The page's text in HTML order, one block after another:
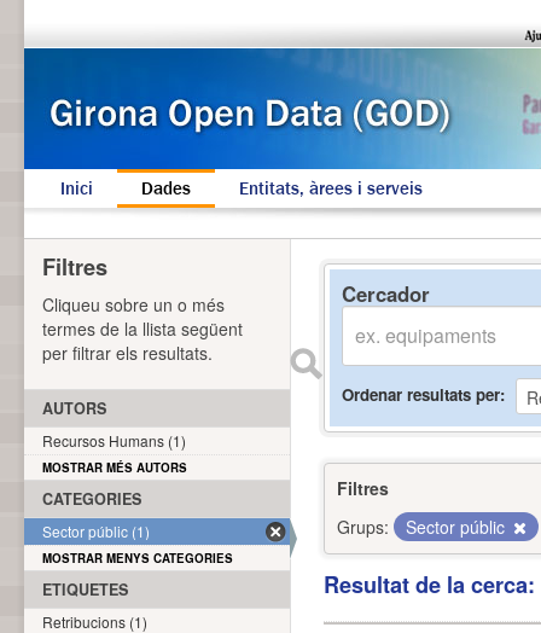
Inici Dades Entitats, àrees i serveis
Cercador
Ordenar resultats per
Filtres
Grups:
Sector públic
Resultat de la
Filtres
Cliqueu sobre un o més
termes de la llista següent
per filtrar els resultats.
AUTORS
Recursos Humans (1)
MOSTRAR MÉS AUTORS
CATEGORIES
Sector públic (1)
MOSTRAR MENYS CATEGORIES
ETIQUETES
Retribucions (1)